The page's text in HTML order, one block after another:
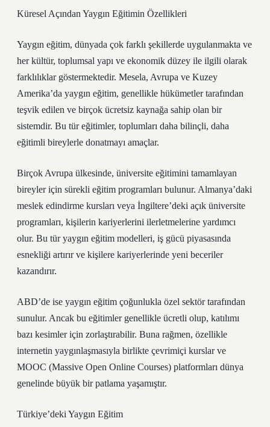
Küresel Açından Yaygın Eğitimin Özellikleri
Yaygın eğitim, dünyada çok farklı şekillerde uygulanmakta ve
her kültür, toplumsal yapı ve ekonomik düzey ile ilgili olarak
farklılıklar göstermektedir. Mesela, Avrupa ve Kuzey
Amerika’da yaygın eğitim, genellikle hükümetler tarafından
teşvik edilen ve birçok ücretsiz kaynağa sahip olan bir
sistemdir. Bu tür eğitimler, toplumları daha bilinçli, daha
eğitimli bireylerle donatmayı amaçlar.
Birçok Avrupa ülkesinde, üniversite eğitimini tamamlayan
bireyler için sürekli eğitim programları bulunur. Almanya’daki
meslek edindirme kursları veya İngiltere’deki açık üniversite
programları, kişilerin kariyerlerini ilerletmelerine yardımcı
olur. Bu tür yaygın eğitim modelleri, iş gücü piyasasında
esnekliği artırır ve kişilere kariyerlerinde yeni beceriler
kazandırır.
ABD’de ise yaygın eğitim çoğunlukla özel sektör tarafından
sunulur. Ancak bu eğitimler genellikle ücretli olup, katılımı
bazı kesimler için zorlaştırabilir. Buna rağmen, özellikle
internetin yaygınlaşmasıyla birlikte çevrimiçi kurslar ve
MOOC (Massive Open Online Courses) platformları dünya
genelinde büyük bir patlama yaşamıştır.
Türkiye’deki Yaygın Eğitim